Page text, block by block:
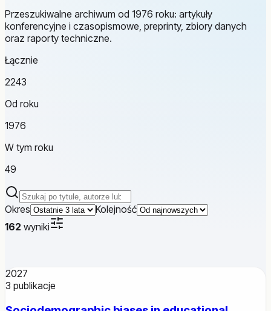
Przeszukiwalne archiwum od 1976 roku: artykuły
konferencyjne i czasopismowe, preprinty, zbiory danych
oraz raporty techniczne.
Łącznie
2243
Od roku
1976
W tym roku
49
Szukaj publikacji
Okres
Kolejność
162 wyniki
2027
3 publikacje